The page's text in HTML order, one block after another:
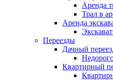
Аренда
Трал в
Аренда
Переезды
Дачный
Квартирный